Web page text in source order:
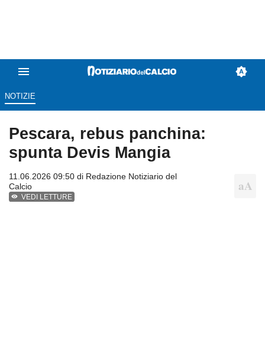
NOTIZIE
Pescara, rebus panchina:
spunta Devis Mangia
11.06.2026 09:50 di Redazione Notiziario del
Calcio
VEDI LETTURE